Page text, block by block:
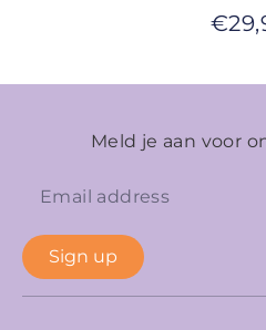
€
Meld je aan voor
Sign up